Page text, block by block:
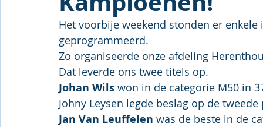
Het voorbije weekend stonden er
geprogrammeerd.
Zo organiseerde onze afdeling
Dat leverde ons twee titels op.
Johan Wils won in de categorie M50 in
Johny Leysen legde beslag op de
Jan Van Leuffelen was de beste in de